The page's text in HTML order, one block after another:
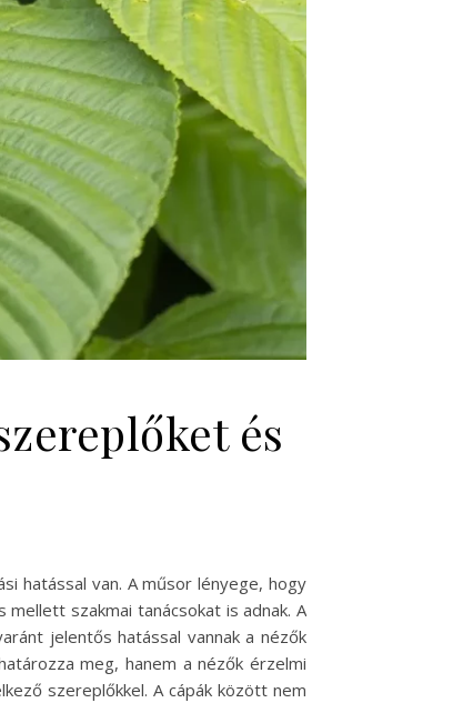
és
hatással van. A műsor lényege, hogy
szakmai tanácsokat is adnak. A
jelentős hatással vannak a nézők
meg, hanem a nézők érzelmi
szereplőkkel. A cápák között nem